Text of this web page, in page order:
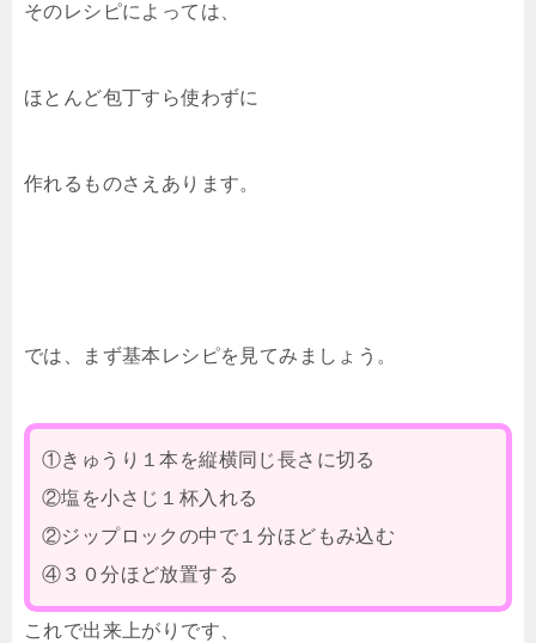
そのレシピによっては、
ほとんど包丁すら使わずに
作れるものさえあります。
では、まず基本レシピを見てみましょう。
①きゅうり１本を縦横同じ長さに切る
②塩を小さじ１杯入れる
②ジップロックの中で１分ほどもみ込む
④３０分ほど放置する
これで出来上がりです、